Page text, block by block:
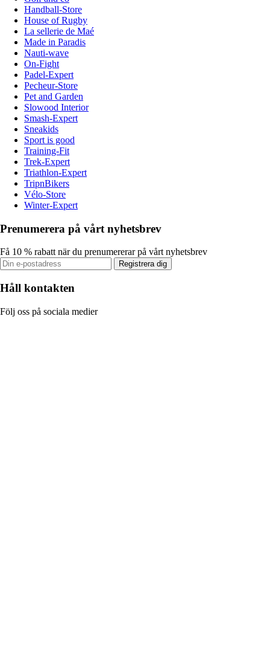
Handball-Store
House of Rugby
La sellerie de Maé
Made in Paradis
Nauti-wave
On-Fight
Padel-Expert
Pecheur-Store
Pet and Garden
Slowood Interior
Smash-Expert
Sneakids
Sport is good
Training-Fit
Trek-Expert
Triathlon-Expert
TripnBikers
Vélo-Store
Winter-Expert
Prenumerera på vårt nyhetsbrev
Få 10 % rabatt när du prenumererar på vårt nyhetsbrev
Registrera dig
Håll kontakten
Följ oss på sociala medier